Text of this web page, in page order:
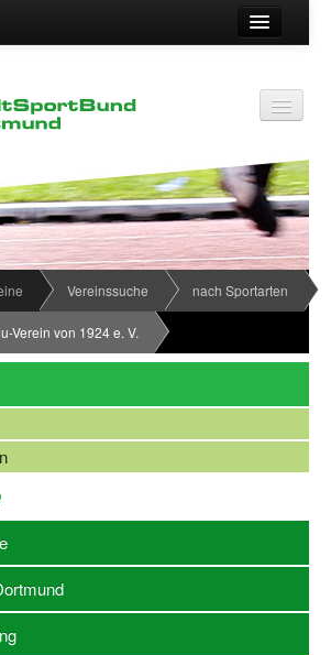
Vereinsservice
Vereinskennziffer
Passwort
SSB Dortmund
Vereinssuche nach Sportarten
Verein von 1924 e. V.